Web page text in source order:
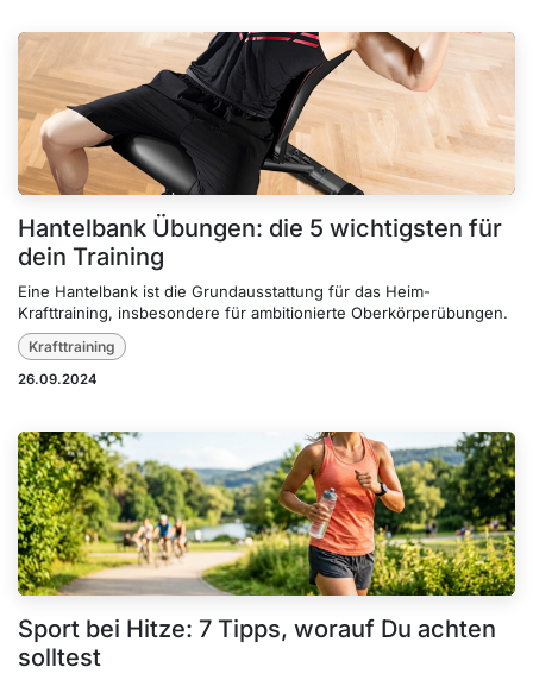
Hantelbank Übungen: die 5 wichtigsten für
dein Training
Eine Hantelbank ist die Grundausstattung für das Heim-
Krafttraining, insbesondere für ambitionierte Oberkörperübungen.
Krafttraining
26.09.2024
Sport bei Hitze: 7 Tipps, worauf Du achten
solltest